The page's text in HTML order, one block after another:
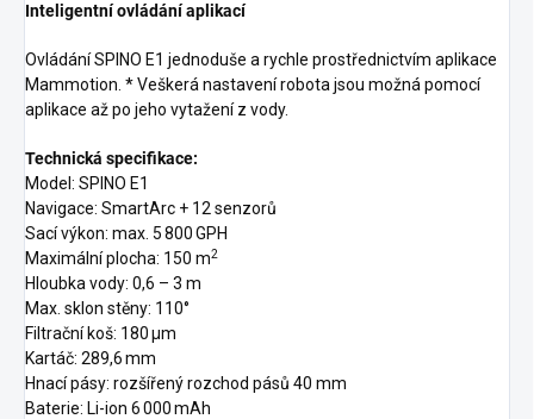
Inteligentní ovládání aplikací
Ovládání SPINO E1 jednoduše a rychle prostřednictvím aplikace
Mammotion. * Veškerá nastavení robota jsou možná pomocí
aplikace až po jeho vytažení z vody.
Technická specifikace:
Model: SPINO E1
Navigace: SmartArc + 12 senzorů
Sací výkon: max. 5 800 GPH
Maximální plocha: 150 m2
Hloubka vody: 0,6 – 3 m
Max. sklon stěny: 110°
Filtrační koš: 180 μm
Kartáč: 289,6 mm
Hnací pásy: rozšířený rozchod pásů 40 mm
Baterie: Li-ion 6 000 mAh